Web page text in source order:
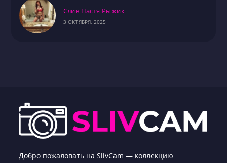
Слив Настя Рыжик
3 ОКТЯБРЯ, 2025
Добро пожаловать на SlivCam — коллекцию